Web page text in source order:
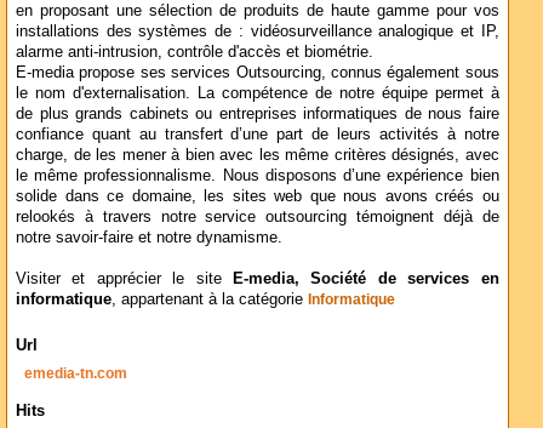
en proposant une sélection de produits de haute gamme pour vos
installations des systèmes de : vidéosurveillance analogique et IP,
alarme anti-intrusion, contrôle d'accès et biométrie.
E-media propose ses services Outsourcing, connus également sous
le nom d'externalisation. La compétence de notre équipe permet à
de plus grands cabinets ou entreprises informatiques de nous faire
confiance quant au transfert d’une part de leurs activités à notre
charge, de les mener à bien avec les même critères désignés, avec
le même professionnalisme. Nous disposons d’une expérience bien
solide dans ce domaine, les sites web que nous avons créés ou
relookés à travers notre service outsourcing témoignent déjà de
notre savoir-faire et notre dynamisme.
Visiter et apprécier le site
E-media, Société de services en
informatique, appartenant à la catégorie Informatique
Url
emedia-tn.com
Hits